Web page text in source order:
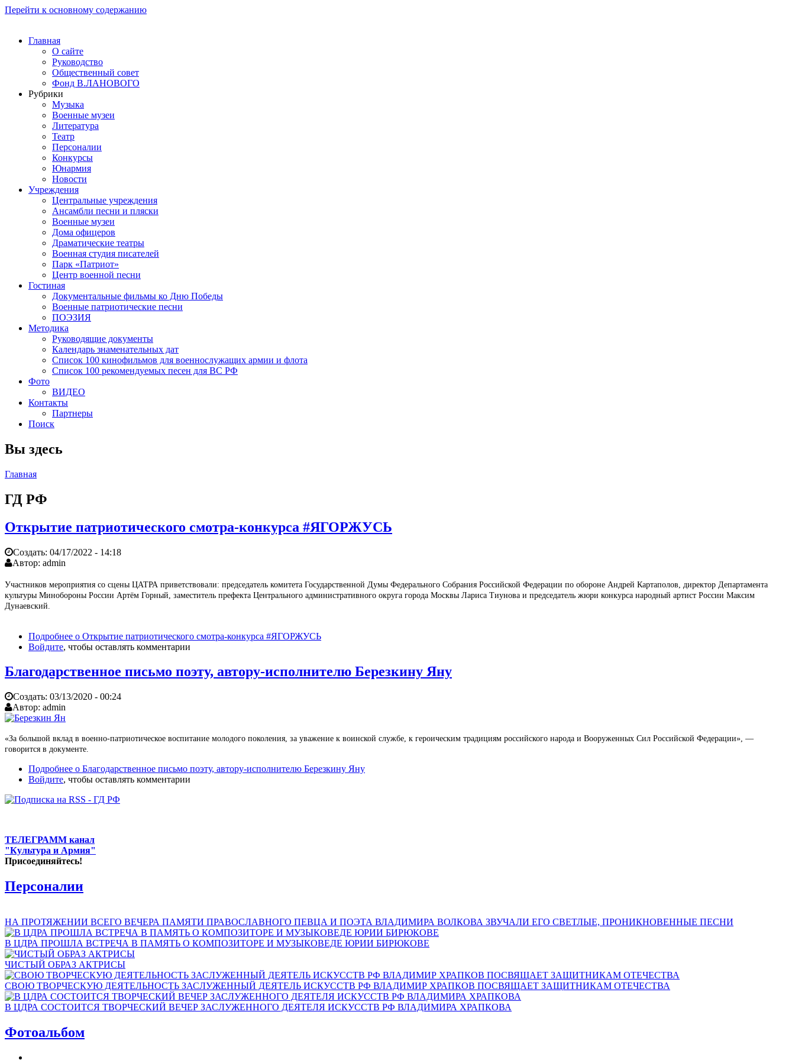
Перейти к основному содержанию
Главная
О сайте
Руководство
Общественный совет
Фонд В.ЛАНОВОГО
Рубрики
Музыка
Военные музеи
Литература
Театр
Персоналии
Конкурсы
Юнармия
Новости
Учреждения
Центральные учреждения
Ансамбли песни и пляски
Военные музеи
Дома офицеров
Драматические театры
Военная студия писателей
Парк «Патриот»
Центр военной песни
Гостиная
Документальные фильмы ко Дню Победы
Военные патриотические песни
ПОЭЗИЯ
Методика
Руководящие документы
Календарь знаменательных дат
Список 100 кинофильмов для военнослужащих армии и флота
Список 100 рекомендуемых песен для ВС РФ
Фото
ВИДЕО
Контакты
Партнеры
Поиск
Вы здесь
Главная
ГД РФ
Открытие патриотического смотра-конкурса #ЯГОРЖУСЬ
Создать: 04/17/2022 - 14:18
Автор: admin
Участников мероприятия со сцены ЦАТРА приветствовали: председатель комитета Государственной Думы Федерального Собрания Российской Федерации по обороне Андрей Картаполов, директор Департамента
культуры Минобороны России Артём Горный, заместитель префекта Центрального административного округа города Москвы Лариса Тиунова и председатель жюри конкурса народный артист России Максим
Дунаевский.
Подробнее о Открытие патриотического смотра-конкурса #ЯГОРЖУСЬ
Войдите, чтобы оставлять комментарии
Благодарственное письмо поэту, автору-исполнителю Березкину Яну
Создать: 03/13/2020 - 00:24
Автор: admin
«За большой вклад в военно-патриотическое воспитание молодого поколения, за уважение к воинской службе, к героическим традициям российского народа и Вооруженных Сил Российской Федерации», —
говорится в документе.
Подробнее о Благодарственное письмо поэту, автору-исполнителю Березкину Яну
Войдите, чтобы оставлять комментарии
ТЕЛЕГРАММ канал
"Культура и Армия"
Присоединяйтесь!
Персоналии
НА ПРОТЯЖЕНИИ ВСЕГО ВЕЧЕРА ПАМЯТИ ПРАВОСЛАВНОГО ПЕВЦА И ПОЭТА ВЛАДИМИРА ВОЛКОВА ЗВУЧАЛИ ЕГО СВЕТЛЫЕ, ПРОНИКНОВЕННЫЕ ПЕСНИ
В ЦДРА ПРОШЛА ВСТРЕЧА В ПАМЯТЬ О КОМПОЗИТОРЕ И МУЗЫКОВЕДЕ ЮРИИ БИРЮКОВЕ
ЧИСТЫЙ ОБРАЗ АКТРИСЫ
СВОЮ ТВОРЧЕСКУЮ ДЕЯТЕЛЬНОСТЬ ЗАСЛУЖЕННЫЙ ДЕЯТЕЛЬ ИСКУССТВ РФ ВЛАДИМИР ХРАПКОВ ПОСВЯЩАЕТ ЗАЩИТНИКАМ ОТЕЧЕСТВА
В ЦДРА СОСТОИТСЯ ТВОРЧЕСКИЙ ВЕЧЕР ЗАСЛУЖЕННОГО ДЕЯТЕЛЯ ИСКУССТВ РФ ВЛАДИМИРА ХРАПКОВА
Фотоальбом